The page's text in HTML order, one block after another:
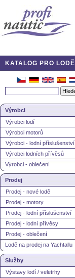
KATALOG PRO
Výrobci
Výrobci lodí
Výrobci motorů
Výrobci - lodní příslušenství
Výrobci lodních přívěsů
Výrobci - oblečení
Prodej
Prodej - nové lodě
Prodej - motory
Prodej - lodní příslušenství
Prodej - lodní přívěsy
Prodej - oblečení
Lodě na prodej na Yachtallu
Služby
Výstavy lodí / veletrhy